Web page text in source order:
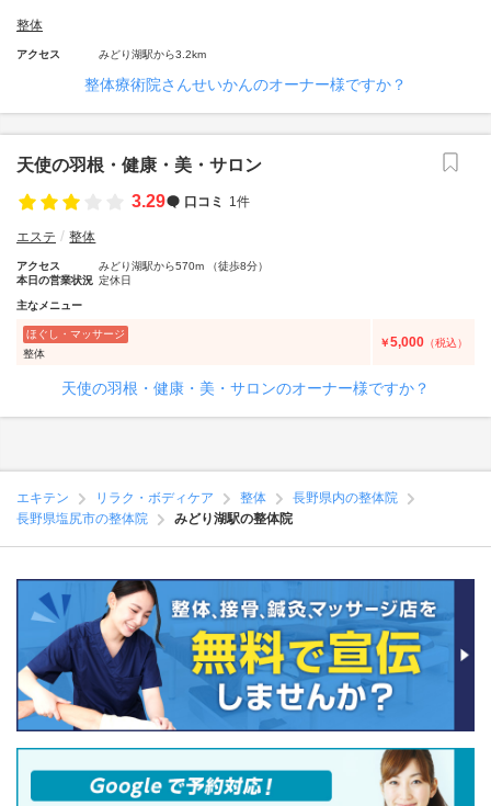
整体
アクセス みどり湖駅から3.2km
整体療術院さんせいかんのオーナー様ですか？
天使の羽根・健康・美・サロン
3.29
口コミ 1件
エステ 整体
アクセス
みどり湖駅から570m （徒歩8分）
本日の営業状況 定休日
主なメニュー
ほぐし・マッサージ
整体
￥5,000 （税込）
天使の羽根・健康・美・サロンのオーナー様ですか？
エキテン リラク・ボディケア 整体
長野県内の整体院
長野県塩尻市の整体院
みどり湖駅の整体院